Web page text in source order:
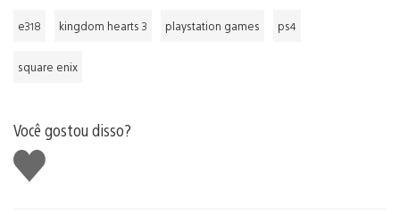
e318 kingdom hearts 3 playstation games ps4
square enix
Você gostou disso?
Curtir